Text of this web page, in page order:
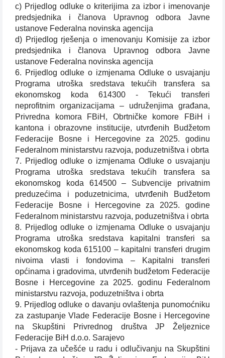
c) Prijedlog odluke o kriterijima za izbor i imenovanje
predsjednika i članova Upravnog odbora Javne
ustanove Federalna novinska agencija
d) Prijedlog rješenja o imenovanju Komisije za izbor
predsjednika i članova Upravnog odbora Javne
ustanove Federalna novinska agencija
6. Prijedlog odluke o izmjenama Odluke o usvajanju
Programa utroška sredstava tekućih transfera sa
ekonomskog koda 614300 - Tekući transferi
neprofitnim organizacijama – udruženjima građana,
Privredna komora FBiH, Obrtničke komore FBiH i
kantona i obrazovne institucije, utvrđenih Budžetom
Federacije Bosne i Hercegovine za 2025. godinu
Federalnom ministarstvu razvoja, poduzetništva i obrta
7. Prijedlog odluke o izmjenama Odluke o usvajanju
Programa utroška sredstava tekućih transfera sa
ekonomskog koda 614500 – Subvencije privatnim
preduzećima i poduzetnicima, utvrđenih Budžetom
Federacije Bosne i Hercegovine za 2025. godine
Federalnom ministarstvu razvoja, poduzetništva i obrta
8. Prijedlog odluke o izmjenama Odluke o usvajanju
Programa utroška sredstava kapitalni transferi sa
ekonomskog koda 615100 – kapitalni transferi drugim
nivoima vlasti i fondovima – Kapitalni transferi
općinama i gradovima, utvrđenih budžetom Federacije
Bosne i Hercegovine za 2025. godinu Federalnom
ministarstvu razvoja, poduzetništva i obrta
9. Prijedlog odluke o davanju ovlaštenja punomoćniku
za zastupanje Vlade Federacije Bosne i Hercegovine
na Skupštini Privrednog društva JP Željeznice
Federacije BiH d.o.o. Sarajevo
- Prijava za učešće u radu i odlučivanju na Skupštini